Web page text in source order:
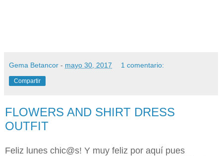
Gema Betancor - mayo 30, 2017 1 comentario:
Compartir
FLOWERS AND SHIRT DRESS
OUTFIT
Feliz lunes chic@s! Y muy feliz por aquí pues